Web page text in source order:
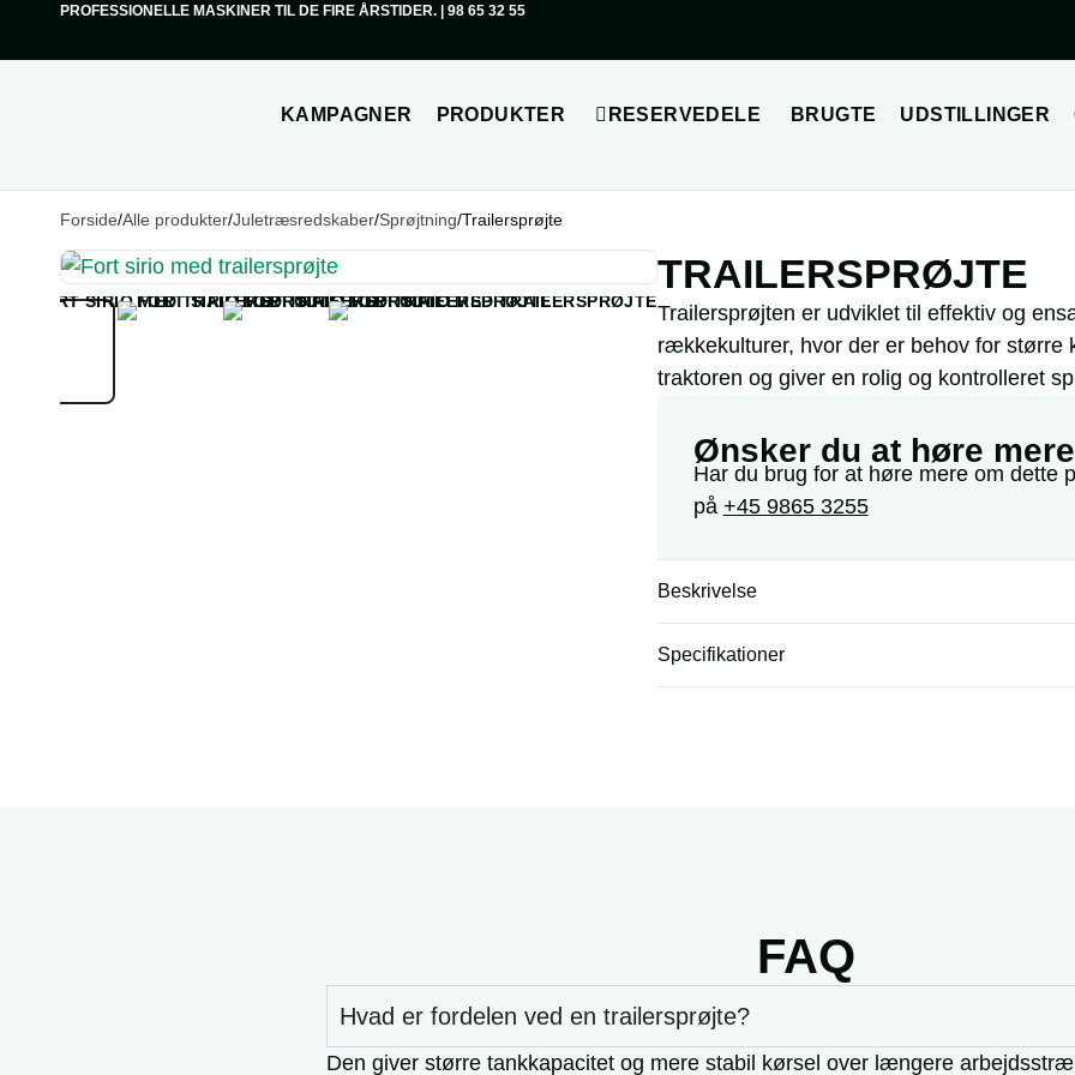
PROFESSIONELLE MASKINER TIL DE FIRE ÅRSTIDER. 98 65 32 55
Subtotal (ekskl. moms) 0,00kr.
GÅ TIL SIKKER BETALING SE KURV
KAMPAGNER PRODUKTER RESERVEDELE BRUGTE UDSTILLINGER
Forside/Alle produkter/Juletræsredskaber/Sprøjtning/Trailersprøjte
TRAILERSPRØJTE
Trailersprøjten er udviklet til effektiv og
rækkekulturer, hvor der er behov for
traktoren og giver en rolig og kontrolleret
Ønsker du at høre
Har du brug for at høre mere om dette
på +45 9865 3255
Beskrivelse
Specifikationer
FAQ
Hvad er fordelen ved en trailersprøjte?
Den giver større tankkapacitet og mere stabil kørsel over længere